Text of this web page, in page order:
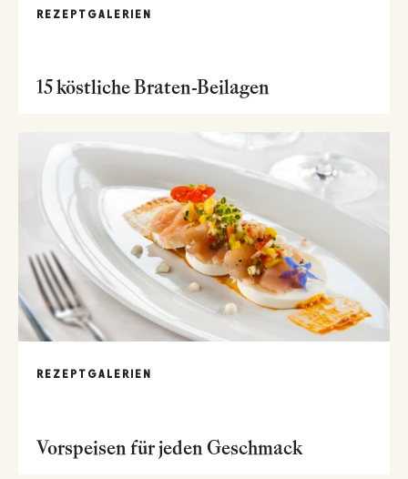
REZEPTGALERIEN
15 köstliche Braten-Beilagen
REZEPTGALERIEN
Vorspeisen für jeden Geschmack